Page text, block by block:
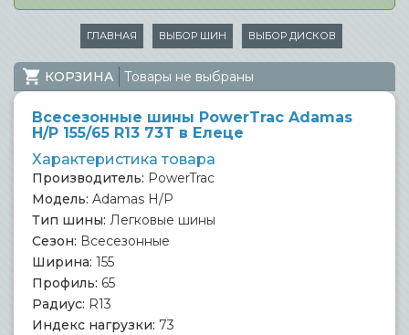
ГЛАВНАЯ ВЫБОР ШИН ВЫБОР ДИСКОВ
КОРЗИНА Товары не выбраны
Всесезонные шины PowerTrac Adamas
H/P 155/65 R13 73T в Елеце
Характеристика товара
Производитель: PowerTrac
Модель: Adamas H/P
Тип шины: Легковые шины
Сезон: Всесезонные
Ширина: 155
Профиль: 65
Радиус: R13
Индекс нагрузки: 73